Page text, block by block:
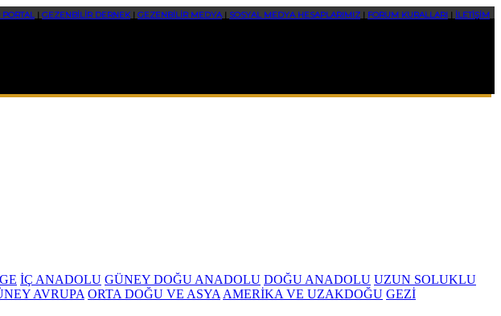
| GEZENBİLİR DERNEK| GEZENBİLİR MEDYA| SOSYAL MEDYA HESAPLARIMIZ | FORUM KURALLARI | İLETİŞİM
İÇ ANADOLU GÜNEY DOĞU ANADOLU DOĞU ANADOLU UZUN SOLUKLU
AVRUPA ORTA DOĞU VE ASYA AMERİKA VE UZAKDOĞU GEZİ